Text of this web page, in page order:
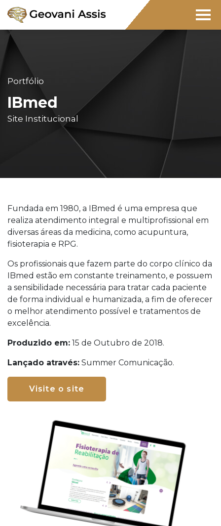
Portfólio
IBmed
Site Institucional
Fundada em 1980, a IBmed é uma empresa que
realiza atendimento integral e multiprofissional em
diversas áreas da medicina, como acupuntura,
fisioterapia e RPG.
Os profissionais que fazem parte do corpo clínico da
IBmed estão em constante treinamento, e possuem
a sensibilidade necessária para tratar cada paciente
de forma individual e humanizada, a fim de oferecer
o melhor atendimento possível e tratamentos de
excelência.
Produzido em: 15 de Outubro de 2018.
Lançado através: Summer Comunicação.
Visite o site